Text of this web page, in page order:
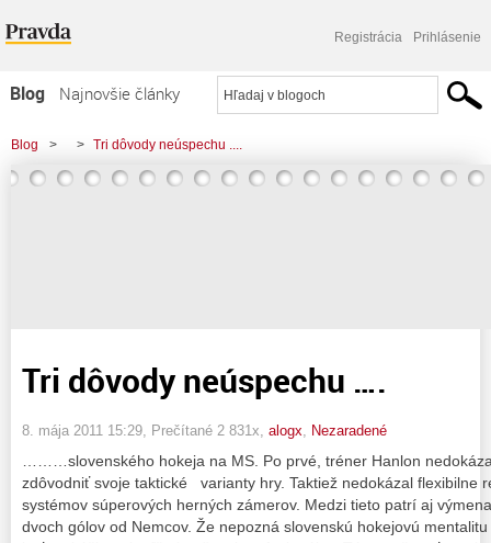
Registrácia Prihlásenie
Blog
Najnovšie články
Najčítanejšie články
Najkomentovanejšie články
Blog > > Tri dôvody neúspechu ....
Tri dôvody neúspechu ….
8. mája 2011 15:29 , Prečítané 2 831x, alogx Nezaradené
………slovenského hokeja na MS. Po prvé, tréner Hanlon
zdôvodniť svoje taktické varianty hry. Taktiež nedokázal flexibilne
systémov súperových herných zámerov. Medzi tieto patrí aj
dvoch gólov od Nemcov. Že nepozná slovenskú hokejovú